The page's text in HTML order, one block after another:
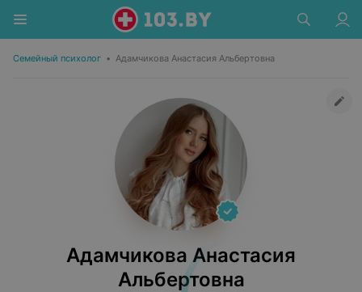
Семейный психолог • Адамчикова Анастасия Альбертовна
Адамчикова Анастасия
Альбертовна